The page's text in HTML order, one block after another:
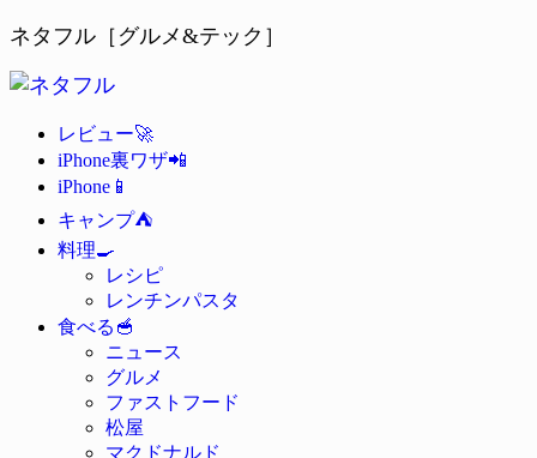
ネタフル［グルメ&テック］
レビュー🚀
iPhone裏ワザ📲
iPhone 📱
キャンプ⛺
料理🍳
レシピ
レンチンパスタ
食べる 🥣
ニュース
グルメ
ファストフード
松屋
マクドナルド